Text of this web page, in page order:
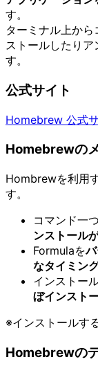
す。
ターミナル上か
ストールしたりア
す。
公式サイト
Homebrew 公式
Homebrewの
Hombrewを利用
す。
コマンド一
ンストール
Formulaを
なタイミン
インストー
ぼインスト
※インストールす
Homebrewの